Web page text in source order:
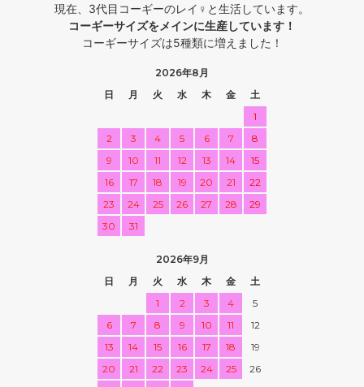
現在、3代目コーギーのレイ♀と生活しています。
コーギーサイズをメインに生産しています！
コーギーサイズは5種類に増えました！
2026年8月
日
月 火 水 木 金
土
1
2
3 4 5 6 7
8
9
10 11 12 13 14
15
16
17 18 19 20 21
22
23
24 25 26 27 28
29
30
31
2026年9月
日
月 火 水 木 金
土
1
2 3 4
5
6
7 8 9 10 11
12
13
14 15 16 17 18
19
20
21 22 23 24 25
26